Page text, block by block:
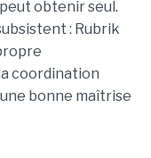
obtenir seul.
: Rubrik
coordination
bonne maîtrise